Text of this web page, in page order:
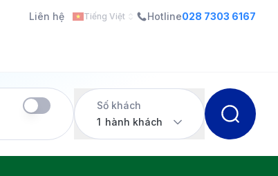
Liên hệ Tiếng Việt Hotline028 7303 6167
Số khách
1 hành khách